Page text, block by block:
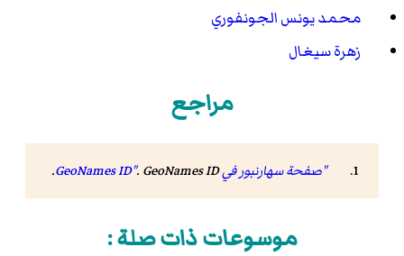
محمد يونس الجونفوري
زهرة سيغال
مراجع
"صفحة سهارنبور في GeoNames ID" . GeoNames ID
.
موسوعات ذات صلة :